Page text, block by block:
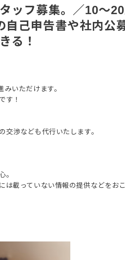
ッフ募集。／10〜
己申告書や社内公
る！
いただけます。
す！
渉なども代行いたします。
。
載っていない情報の提供などをおこ